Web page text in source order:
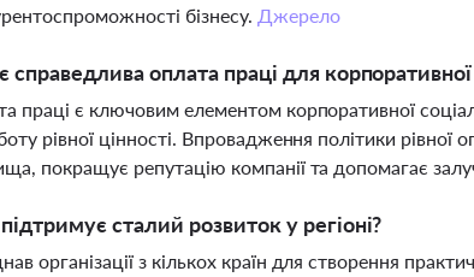
бізнесу. Джерело
оплата праці для корпоративної
праці є ключовим елементом корпоративної
рівної цінності. Впровадження політики
покращує репутацію компанії та допомагає
сталий розвиток у регіоні?
організації з кількох країн для створення